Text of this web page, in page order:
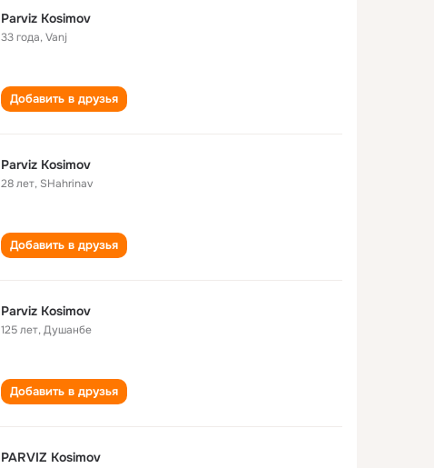
Parviz Kosimov
33 года,Vanj
Добавить в друзья
Parviz Kosimov
28 лет, SHahrinav
Добавить в друзья
Parviz Kosimov
125 лет,Душанбе
Добавить в друзья
PARVIZ Kosimov